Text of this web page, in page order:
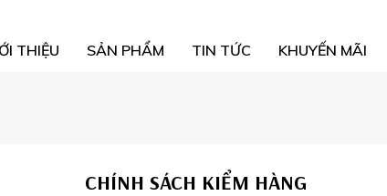
THIỆU SẢN PHẨM TIN TỨC KHUYẾN MÃI
CHÍNH SÁCH KIỂM HÀNG